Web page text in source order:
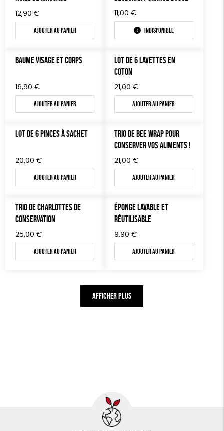
12,90 €
Ajouter au panier
11,00 €
Indisponible
BAUME VISAGE ET CORPS
16,90 €
Ajouter au panier
LOT DE 6 LAVETTES EN
COTON
21,00 €
Ajouter au panier
LOT DE 6 PINCES À SACHET
20,00 €
Ajouter au panier
TRIO DE BEE WRAP POUR
CONSERVER VOS ALIMENTS !
21,00 €
Ajouter au panier
TRIO DE CHARLOTTES DE
CONSERVATION
25,00 €
Ajouter au panier
ÉPONGE LAVABLE ET
RÉUTILISABLE
9,90 €
Ajouter au panier
AFFICHER PLUS